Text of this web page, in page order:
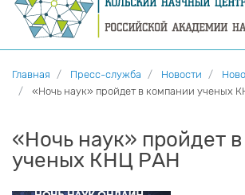
Главная Пресс-служба Новости
«Ночь наук» пройдет в компании ученых
«Ночь наук» пройдет
ученых КНЦ РАН